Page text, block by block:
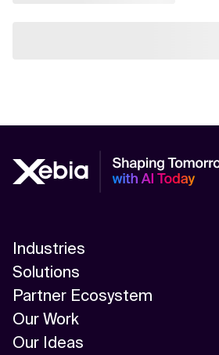
Industries
Solutions
Partner Ecosystem
Our Work
Our Ideas